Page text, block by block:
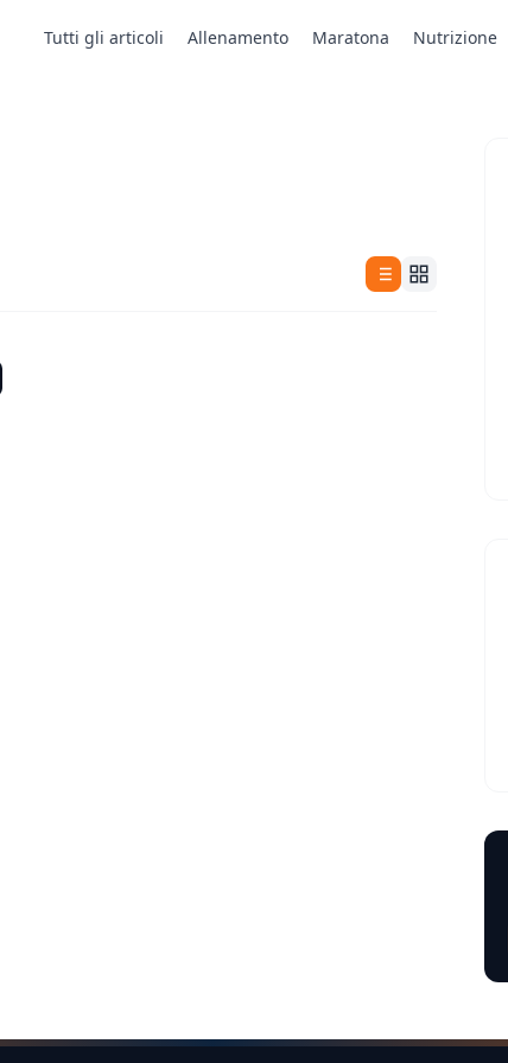
Tutti gli articoli Allenamento Maratona Nutrizione